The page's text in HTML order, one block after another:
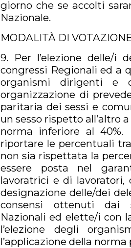
giorno che se accolti
Nazionale.
MODALITÀ DI
9. Per l’elezione delle/i
congressi Regionali ed a
organismi dirigenti e
organizzazione di
paritaria dei sessi e
un sesso rispetto all’altro
norma inferiore al 40%.
riportare le percentuali
non sia rispettata la
essere posta nel
lavoratrici e di lavoratori,
designazione delle/dei
consensi ottenuti dai
Nazionali ed elette/i con
l’elezione degli
l’applicazione della